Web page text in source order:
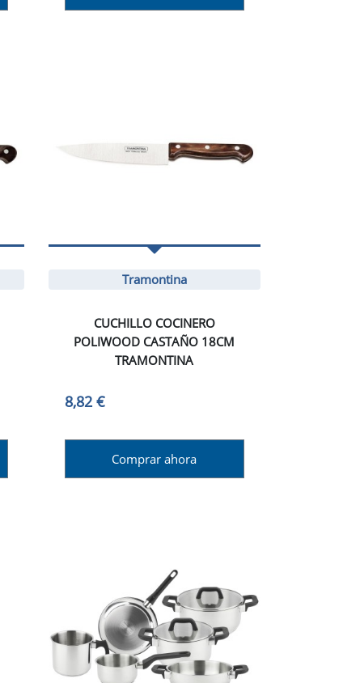
Tramontina
CUCHILLO COCINERO
POLIWOOD CASTAÑO 18CM
TRAMONTINA
8,82 €
Comprar ahora